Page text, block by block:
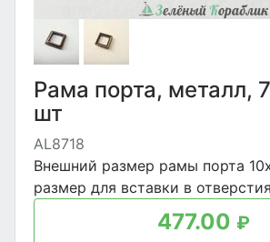
Рама порта, металл,
шт
AL8718
Внешний размер рамы порта
размер для вставки в
477.00 ₽